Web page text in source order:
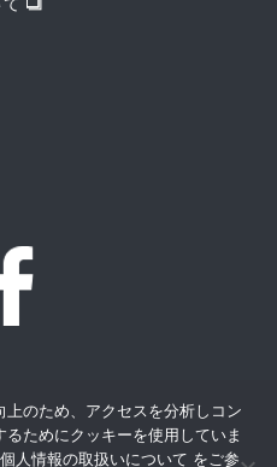
のため、アクセスを分析しコン
ためにクッキーを使用していま
人情報の取扱いについて をご参